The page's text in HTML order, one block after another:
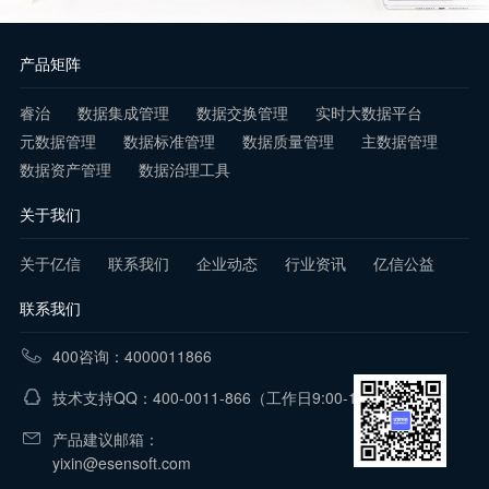
产品矩阵
睿治 数据集成管理 数据交换管理
实时大数据平台
元数据管理
数据标准管理 数据质量管理
主数据管理
数据资产管理
数据治理工具
关于我们
关于亿信 联系我们 企业动态 行业资讯 亿信公益
联系我们
400咨询：4000011866
技术支持QQ：400-0011-866 （工作日9:00-18:00）
产品建议邮箱：
yixin@esensoft.com